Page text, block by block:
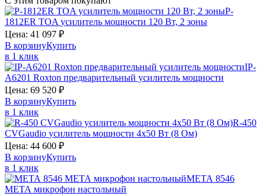
P-
1812ER TOA усилитель мощности 120 Вт, 2 зоны
Цена: 41 097 ₽
В корзинуКупить
в 1 клик
IP-
A6201 Roxton предварительный yсилитель мощности
Цена: 69 520 ₽
В корзинуКупить
в 1 клик
R-450
CVGaudio усилитель мощности 4х50 Вт (8 Ом)
Цена: 44 600 ₽
В корзинуКупить
в 1 клик
МЕТА 8546
МЕТА микрофон настольный